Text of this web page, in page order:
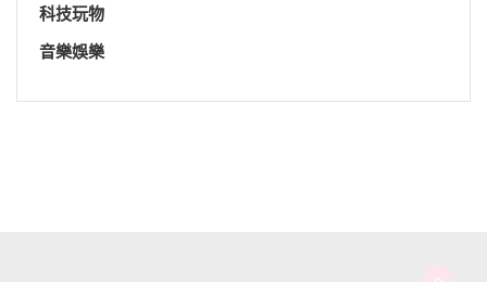
科技玩物
音樂娛樂